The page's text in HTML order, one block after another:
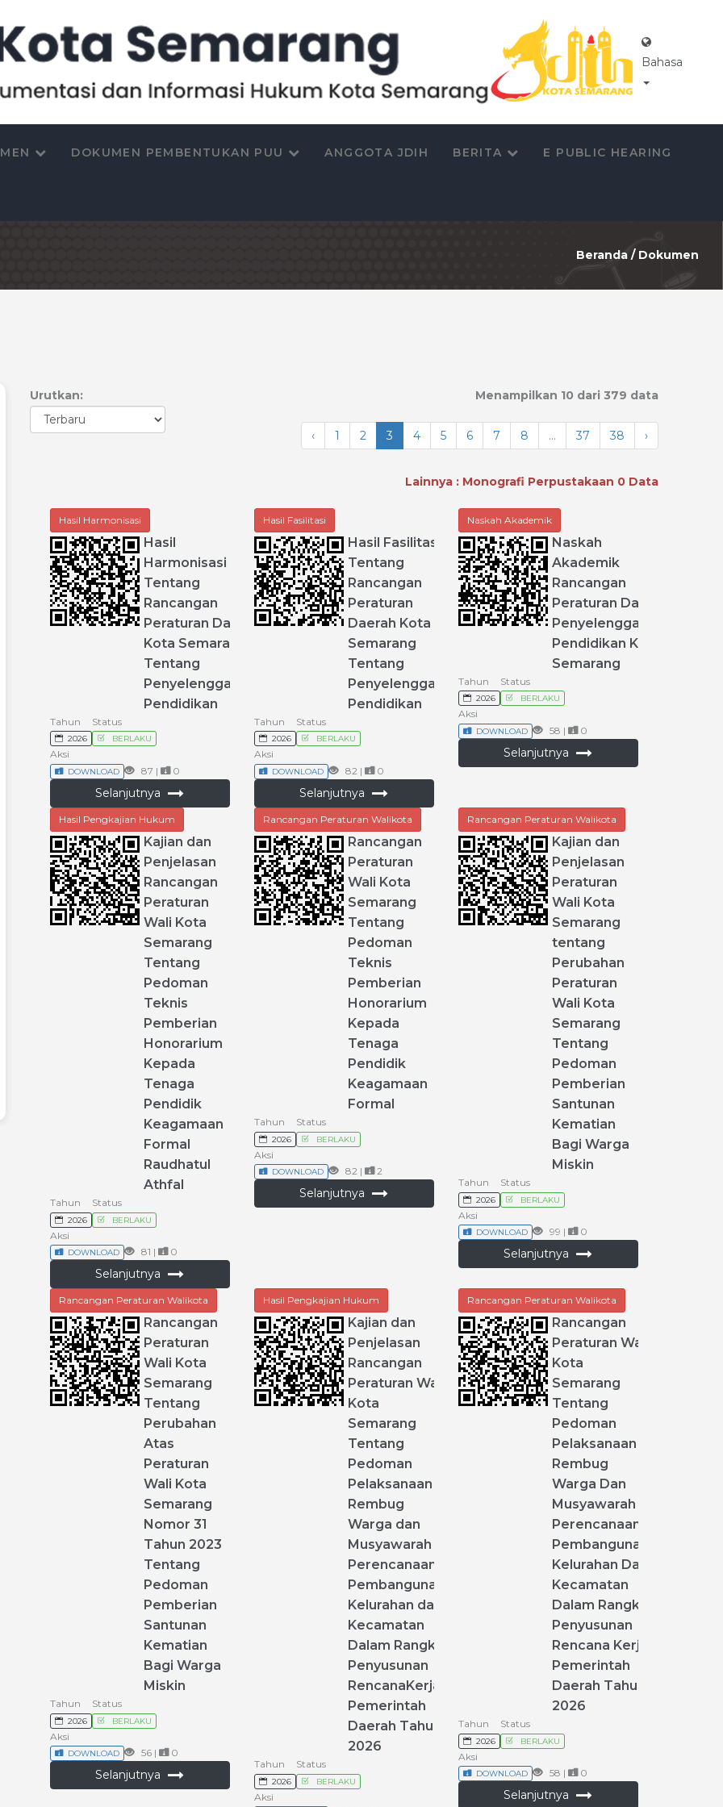
Bahasa
DOKUMEN PEMBENTUKAN PUU ANGGOTA JDIH BERITA E PUBLIC HEARING
Beranda / Dokumen
Urutkan: Menampilkan 10 dari 379 data
‹ 1 2 3 4 5 6 7 8 ... 37 38 ›
Lainnya : Monografi Perpustakaan 0 Data
Hasil Harmonisasi
Hasil
Harmonisasi
Tentang
Rancangan
Peraturan Daerah
Kota Semarang
Tentang
Penyelenggaraan
Pendidikan
Tahun
2026
Status
BERLAKU
Aksi
DOWNLOAD 87 | 0
Selanjutnya
Hasil Fasilitasi
Hasil Fasilitasi
Tentang
Rancangan
Peraturan
Daerah Kota
Semarang
Tentang
Penyelenggaran
Pendidikan
Tahun
2026
Status
BERLAKU
Aksi
DOWNLOAD 82 | 0
Selanjutnya
Naskah Akademik
Naskah
Akademik
Rancangan
Peraturan Daerah
Penyelenggaraan
Pendidikan Kota
Semarang
Tahun
2026
Status
BERLAKU
Aksi
DOWNLOAD 58 | 0
Selanjutnya
Hasil Pengkajian Hukum
Kajian dan
Penjelasan
Rancangan
Peraturan
Wali Kota
Semarang
Tentang
Pedoman
Teknis
Pemberian
Honorarium
Kepada
Tenaga
Pendidik
Keagamaan
Formal
Raudhatul
Athfal
Tahun
2026
Status
BERLAKU
Aksi
DOWNLOAD 81 | 0
Selanjutnya
Rancangan Peraturan Walikota
Rancangan
Peraturan
Wali Kota
Semarang
Tentang
Pedoman
Teknis
Pemberian
Honorarium
Kepada
Tenaga
Pendidik
Keagamaan
Formal
Tahun
2026
Status
BERLAKU
Aksi
DOWNLOAD 82 | 2
Selanjutnya
Rancangan Peraturan Walikota
Kajian dan
Penjelasan
Peraturan
Wali Kota
Semarang
tentang
Perubahan
Peraturan
Wali Kota
Semarang
Tentang
Pedoman
Pemberian
Santunan
Kematian
Bagi Warga
Miskin
Tahun
2026
Status
BERLAKU
Aksi
DOWNLOAD 99 | 0
Selanjutnya
Rancangan Peraturan Walikota
Rancangan
Peraturan
Wali Kota
Semarang
Tentang
Perubahan
Atas
Peraturan
Wali Kota
Semarang
Nomor 31
Tahun 2023
Tentang
Pedoman
Pemberian
Santunan
Kematian
Bagi Warga
Miskin
Tahun
2026
Status
BERLAKU
Aksi
DOWNLOAD 56 | 0
Selanjutnya
Hasil Pengkajian Hukum
Kajian dan
Penjelasan
Rancangan
Peraturan Wali
Kota
Semarang
Tentang
Pedoman
Pelaksanaan
Rembug
Warga dan
Musyawarah
Perencanaan
Pembangunan
Kelurahan dan
Kecamatan
Dalam Rangka
Penyusunan
RencanaKerja
Pemerintah
Daerah Tahun
2026
Tahun
2026
Status
BERLAKU
Aksi
Rancangan Peraturan Walikota
Rancangan
Peraturan Wali
Kota
Semarang
Tentang
Pedoman
Pelaksanaan
Rembug
Warga Dan
Musyawarah
Perencanaan
Pembangunan
Kelurahan Dan
Kecamatan
Dalam Rangka
Penyusunan
Rencana Kerja
Pemerintah
Daerah Tahun
2026
Tahun
2026
Status
BERLAKU
Aksi
DOWNLOAD 58 | 0
Selanjutnya